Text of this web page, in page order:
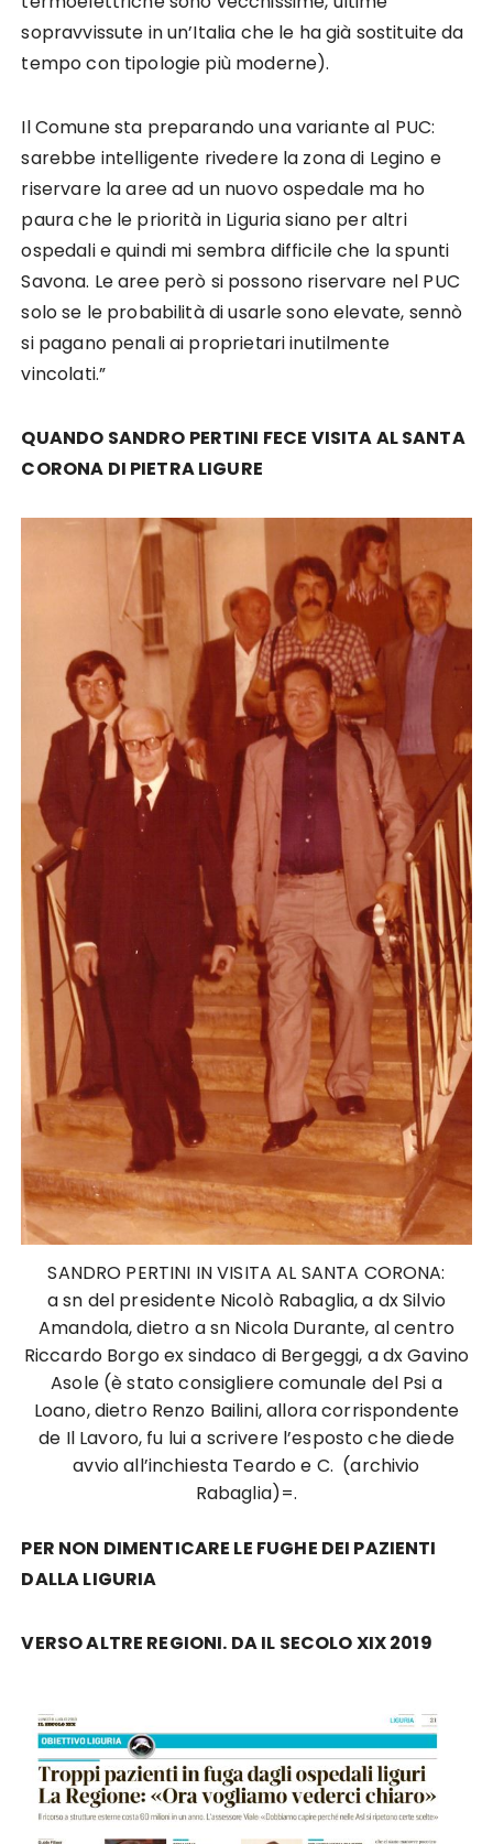
sopravvissute in un’Italia che le ha già sostituite da
tempo con tipologie più moderne).
Il Comune sta preparando una variante al PUC:
sarebbe intelligente rivedere la zona di Legino e
riservare la aree ad un nuovo ospedale ma ho
paura che le priorità in Liguria siano per altri
ospedali e quindi mi sembra difficile che la spunti
Savona. Le aree però si possono riservare nel PUC
solo se le probabilità di usarle sono elevate, sennò
si pagano penali ai proprietari inutilmente
vincolati.”
QUANDO SANDRO PERTINI FECE VISITA AL SANTA
CORONA DI PIETRA LIGURE
SANDRO PERTINI IN VISITA AL SANTA CORONA:
a sn del presidente Nicolò Rabaglia, a dx Silvio
Amandola, dietro a sn Nicola Durante, al centro
Riccardo Borgo ex sindaco di Bergeggi, a dx Gavino
Asole (è stato consigliere comunale del Psi a
Loano, dietro Renzo Bailini, allora corrispondente
de Il Lavoro, fu lui a scrivere l’esposto che diede
avvio all’inchiesta Teardo e C. (archivio
Rabaglia)=.
PER NON DIMENTICARE LE FUGHE DEI PAZIENTI
DALLA LIGURIA
VERSO ALTRE REGIONI. DA IL SECOLO XIX 2019